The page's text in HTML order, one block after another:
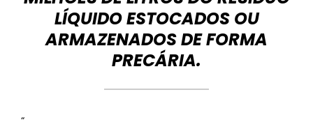
LÍQUIDO ESTOCADOS OU
ARMAZENADOS DE FORMA
PRECÁRIA.
“